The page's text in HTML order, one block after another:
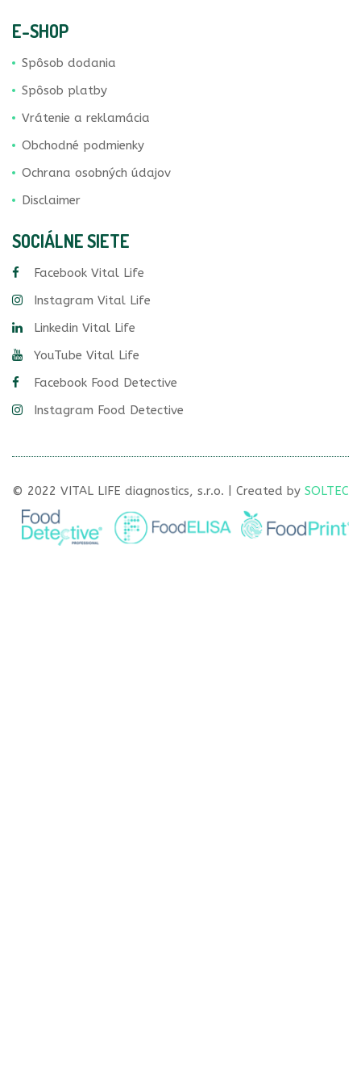
E-SHOP
Spôsob dodania
Spôsob platby
Vrátenie a reklamácia
Obchodné podmienky
Ochrana osobných údajov
Disclaimer
SOCIÁLNE SIETE
Facebook Vital Life
Instagram Vital Life
Linkedin Vital Life
YouTube Vital Life
Facebook Food Detective
Instagram Food Detective
© 2022 VITAL LIFE diagnostics, s.r.o. | Created by SOLTEC